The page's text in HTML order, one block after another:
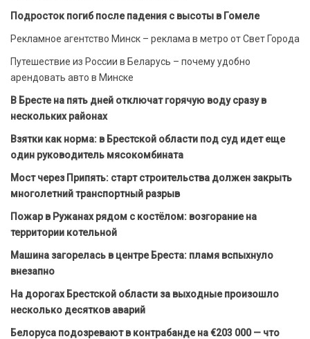
Подросток погиб после падения с высоты в Гомеле
Рекламное агентство Минск – реклама в метро от Свет Города
Путешествие из России в Беларусь – почему удобно
арендовать авто в Минске
В Бресте на пять дней отключат горячую воду сразу в
нескольких районах
Взятки как норма: в Брестской области под суд идет еще
один руководитель мясокомбината
Мост через Припять: старт строительства должен закрыть
многолетний транспортный разрыв
Пожар в Ружанах рядом с костёлом: возгорание на
территории котельной
Машина загорелась в центре Бреста: пламя вспыхнуло
внезапно
На дорогах Брестской области за выходные произошло
несколько десятков аварий
Белоруса подозревают в контрабанде на €203 000 — что